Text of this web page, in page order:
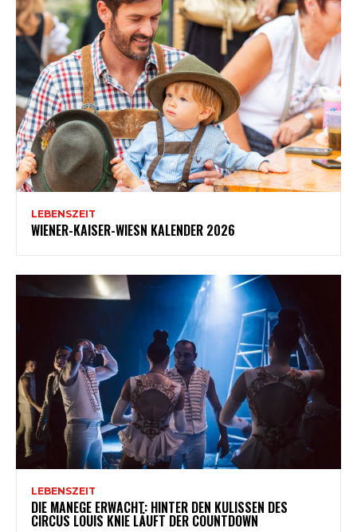
LEBENSZEIT
WIENER-KAISER-WIESN KALENDER 2026
LEBENSZEIT
DIE MANEGE ERWACHT: HINTER DEN KULISSEN DES
CIRCUS LOUIS KNIE LÄUFT DER COUNTDOWN